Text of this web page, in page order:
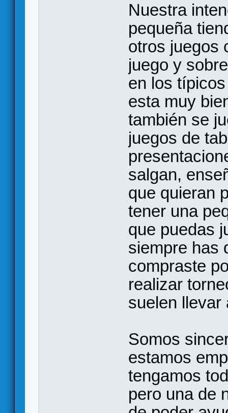
Nuestra
pequeña
otros juegos
juego y
en los
esta muy
también se
juegos de
salgan,
que quieran
tener una
que puedas
siempre has
compraste
realizar
suelen llevar
Somos
estamos
tengamos
pero una de